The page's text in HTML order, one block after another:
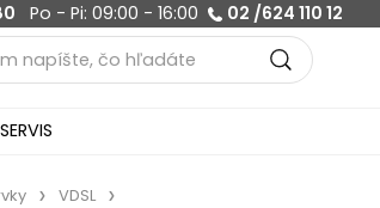
Po - Pi: 09:00 - 16:00 02 /624 110 12
SERVIS
VDSL